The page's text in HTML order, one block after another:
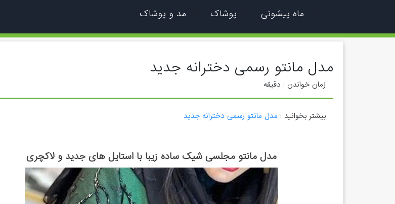
ماه پیشونی پوشاک مد و پوشاک
مدل مانتو رسمی دخترانه جدید
زمان خواندن : دقیقه
بیشتر بخوانید : مدل مانتو رسمی دخترانه جدید
مدل مانتو مجلسی شیک ساده زیبا با استایل های جدید و لاکچری